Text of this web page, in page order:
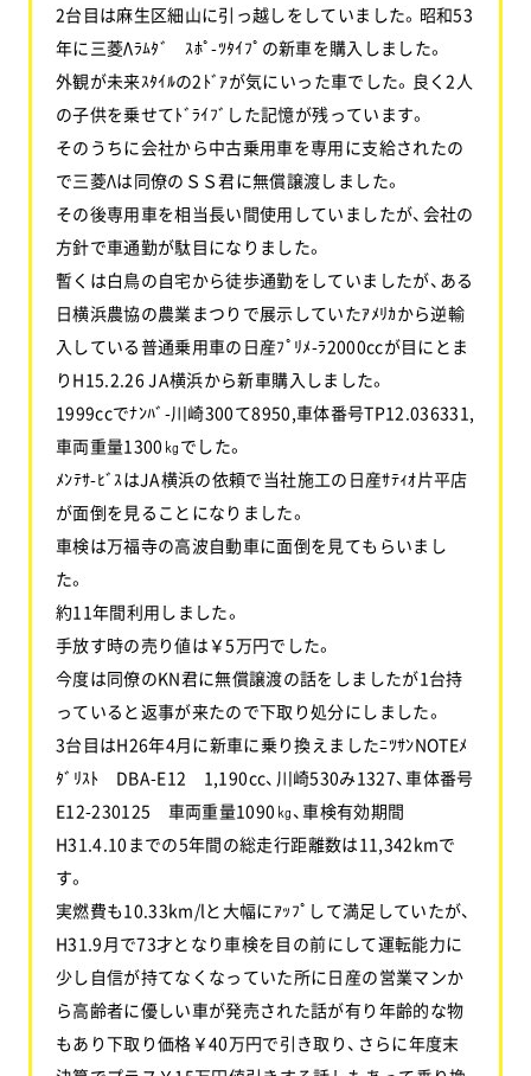
2台目は麻生区細山に引っ越しをしていました。昭和53
年に三菱Λﾗﾑﾀﾞ ｽﾎﾟ-ﾂﾀｲﾌﾟの新車を購入しました。
外観が未来ｽﾀｲﾙの2ﾄﾞｱが気にいった車でした。良く2人
の子供を乗せてﾄﾞﾗｲﾌﾞした記憶が残っています。
そのうちに会社から中古乗用車を専用に支給されたの
で三菱Λは同僚のＳＳ君に無償譲渡しました。
その後専用車を相当長い間使用していましたが、会社の
方針で車通勤が駄目になりました。
暫くは白鳥の自宅から徒歩通勤をしていましたが、ある
日横浜農協の農業まつりで展示していたｱﾒﾘｶから逆輸
入している普通乗用車の日産ﾌﾟﾘﾒ-ﾗ2000ccが目にとま
りH15.2.26 JA横浜から新車購入しました。
1999ccでﾅﾝﾊﾞ-川崎300て8950,車体番号TP12.036331,
車両重量1300㎏でした。
ﾒﾝﾃｻ-ﾋﾞｽはJA横浜の依頼で当社施工の日産ｻﾃｨｵ片平店
が面倒を見ることになりました。
車検は万福寺の高波自動車に面倒を見てもらいまし
た。
約11年間利用しました。
手放す時の売り値は￥5万円でした。
今度は同僚のKN君に無償譲渡の話をしましたが1台持
っていると返事が来たので下取り処分にしました。
3台目はH26年4月に新車に乗り換えましたﾆﾂｻﾝNOTEﾒ
ﾀﾞﾘｽﾄ DBA-E12 1,190cc、川崎530み1327、車体番号
E12-230125 車両重量1090㎏、車検有効期間
H31.4.10までの5年間の総走行距離数は11,342kmで
す。
実燃費も10.33km/lと大幅にｱｯﾌﾟして満足していたが、
H31.9月で73才となり車検を目の前にして運転能力に
少し自信が持てなくなっていた所に日産の営業マンか
ら高齢者に優しい車が発売された話が有り年齢的な物
もあり下取り価格￥40万円で引き取り、さらに年度末